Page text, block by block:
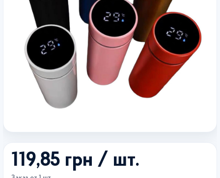
119,85 грн / шт.